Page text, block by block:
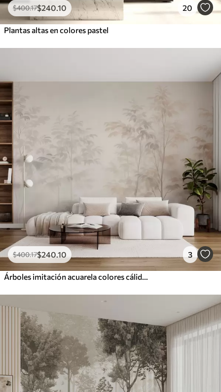
$400.17$240 .10 20
Plantas altas en colores pastel
$400.17$240 .10 3